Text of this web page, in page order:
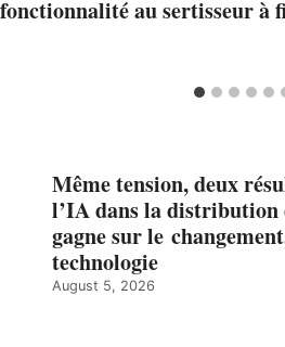
fonctionnalité au sertisseur à
Même tension, deux
l’IA dans la distribution
gagne sur le
technologie
August 5, 2026